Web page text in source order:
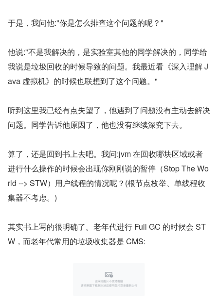
于是，我问他:"你是怎么排查这个问题的呢？"
他说:"不是我解决的，是实验室其他的同学解决的，同学给
我说是垃圾回收的时候导致的问题。我最近看《深入理解 J
ava 虚拟机》的时候也联想到了这个问题。"
听到这里我已经有点失望了，他遇到了问题没有主动去解决
问题。同学告诉他原因了，他也没有继续深究下去。
算了，还是回到书上去吧。我问:jvm 在回收哪块区域或者
进行什么操作的时候会出现你刚刚说的暂停（Stop The Wo
rld --> STW）用户线程的情况呢？(根节点枚举、单线程收
集器不考虑。)
其实书上写的很明确了。老年代进行 Full GC 的时候会 ST
W，而老年代常用的垃圾收集器是 CMS: